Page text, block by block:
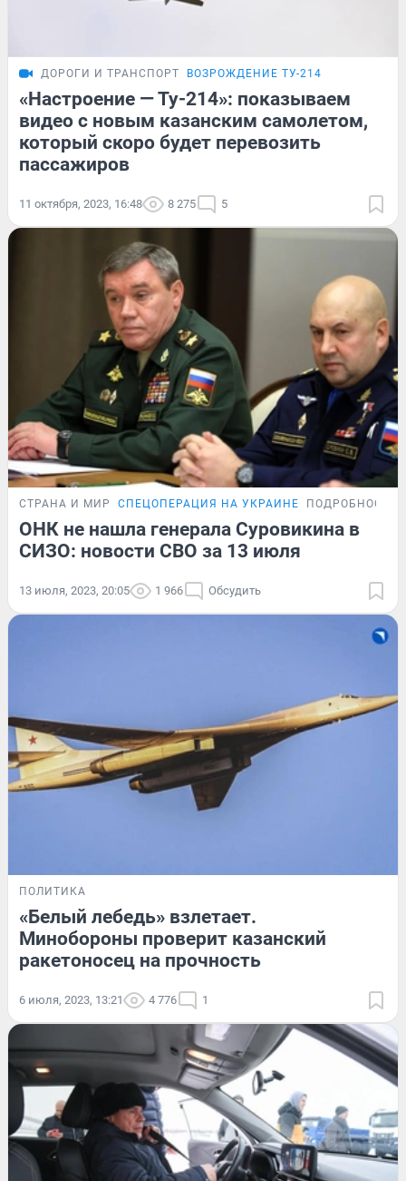
ДОРОГИ И ТРАНСПОРТ ВОЗРОЖДЕНИЕ ТУ-214
«Настроение — Ту-214»: показываем
видео с новым казанским самолетом,
который скоро будет перевозить
пассажиров
11 октября, 2023, 16:48 8 275 5
СТРАНА И МИР СПЕЦОПЕРАЦИЯ НА УКРАИНЕ ПОДРОБНОСТИ
ОНК не нашла генерала Суровикина в
СИЗО: новости СВО за 13 июля
13 июля, 2023, 20:05 1 966 Обсудить
ПОЛИТИКА
«Белый лебедь» взлетает.
Минобороны проверит казанский
ракетоносец на прочность
6 июля, 2023, 13:21 4 776 1